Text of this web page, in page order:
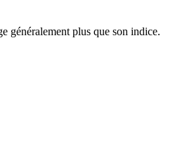
généralement plus que son indice.